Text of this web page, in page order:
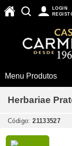
LOGIN
Menu Produtos
Herbariae
Código:21133527